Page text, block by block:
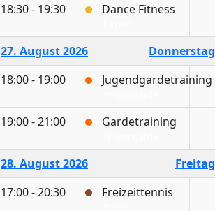
18:30 - 19:30 Dance Fitness
27. August 2026
Donnerstag
18:00 - 19:00
Jugendgardetraining
19:00 - 21:00 Gardetraining
28. August 2026
Freitag
17:00 - 20:30
Freizeittennis